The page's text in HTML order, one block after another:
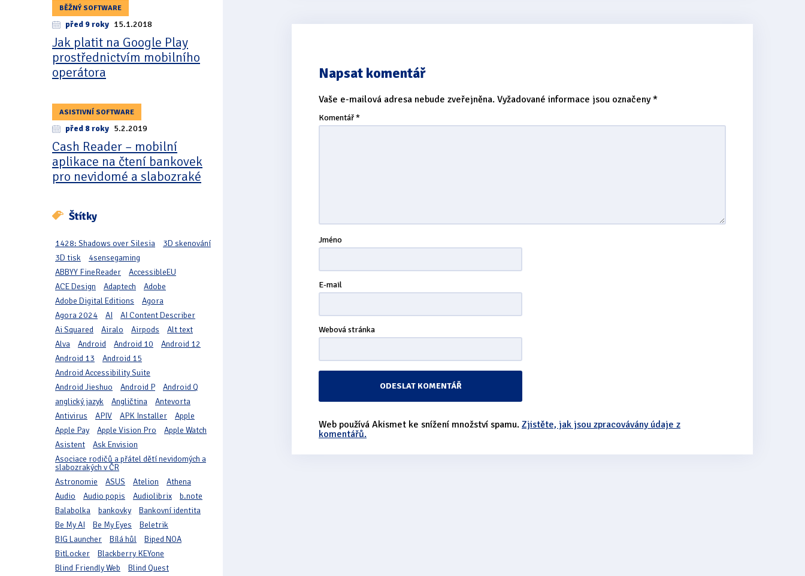
BĚŽNÝ SOFTWARE
před 9 roky 15.1.2018
Jak platit na Google Play
prostřednictvím mobilního
operátora
ASISTIVNÍ SOFTWARE
před 8 roky 5.2.2019
Cash Reader – mobilní
aplikace na čtení bankovek
pro nevidomé a slabozraké
Štítky
1428: Shadows over Silesia
3D skenování
3D tisk
4sensegaming
ABBYY FineReader
AccessibleEU
ACE Design
Adaptech
Adobe
Adobe Digital Editions
Agora
Agora 2024
AI
AI Content Describer
Ai Squared
Airalo Airpods
Alt text
Alva
Android Android 10
Android 12
Android 13
Android 15
Android Accessibility Suite
Android Jieshuo
Android P
Android Q
anglický jazyk
Angličtina
Antevorta
Antivirus
APIV APK Installer
Apple
Apple Pay
Apple Vision Pro
Apple Watch
Asistent
Ask Envision
Asociace rodičů a přátel dětí nevidomých a
slabozrakých v ČR
Astronomie
ASUS Atelion
Athena
Audio
Audio popis Audiolibrix
b.note
Balabolka
bankovky
Bankovní identita
Be My AI
Be My Eyes
Beletrik
BIG Launcher
Bílá hůl
Biped NOA
BitLocker
Blackberry KEYone
Blind Friendly Web
Blind Quest
Napsat komentář
Vaše e-mailová adresa nebude zveřejněna. Vyžadované informace jsou označeny*
Komentář*
Jméno
E-mail
Webová stránka
Web používá Akismet ke snížení množství spamu. Zjistěte, jak jsou zpracovávány údaje z
komentářů.